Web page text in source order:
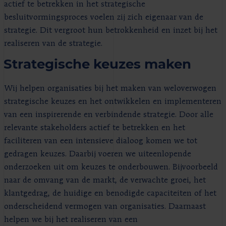
actief te betrekken in het strategische
besluitvormingsproces voelen zij zich eigenaar van de
strategie. Dit vergroot hun betrokkenheid en inzet bij het
realiseren van de strategie.
Strategische keuzes maken
Wij helpen organisaties bij het maken van weloverwogen
strategische keuzes en het ontwikkelen en implementeren
van een inspirerende en verbindende strategie. Door alle
relevante stakeholders actief te betrekken en het
faciliteren van een intensieve dialoog komen we tot
gedragen keuzes. Daarbij voeren we uiteenlopende
onderzoeken uit om keuzes te onderbouwen. Bijvoorbeeld
naar de omvang van de markt, de verwachte groei, het
klantgedrag, de huidige en benodigde capaciteiten of het
onderscheidend vermogen van organisaties. Daarnaast
helpen we bij het realiseren van een